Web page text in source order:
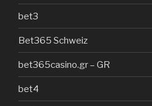
bet3
Bet365 Schweiz
bet365casino.gr – GR
bet4